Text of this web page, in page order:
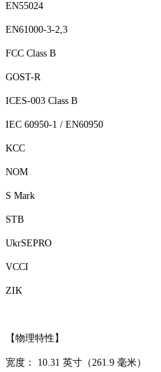
EN55024
EN61000-3-2,3
FCC Class B
GOST-R
ICES-003 Class B
IEC 60950-1 / EN60950
KCC
NOM
S Mark
STB
UkrSEPRO
VCCI
ZIK
【物理特性】
宽度： 10.31 英寸（261.9 毫米）